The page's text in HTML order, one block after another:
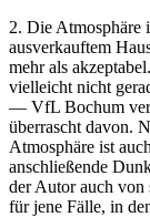
2. Die Atmosphäre
ausverkauftem
mehr als
vielleicht nicht
— VfL Bochum
überrascht davon.
Atmosphäre ist
anschließende
der Autor auch von
für jene Fälle, in